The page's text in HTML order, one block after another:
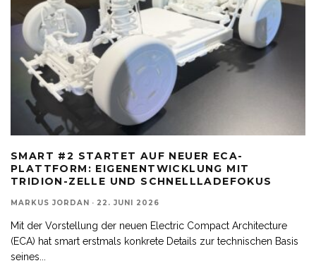
SMART #2 STARTET AUF NEUER ECA-
PLATTFORM: EIGENENTWICKLUNG MIT
TRIDION-ZELLE UND SCHNELLLADEFOKUS
MARKUS JORDAN · 22. JUNI 2026
Mit der Vorstellung der neuen Electric Compact Architecture
(ECA) hat smart erstmals konkrete Details zur technischen Basis
seines